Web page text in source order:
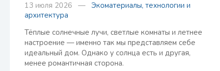
13 июля 2026 — Экоматериалы, технологии и
архитектура
Тёплые солнечные лучи, светлые комнаты и летнее
настроение — именно так мы представляем себе
идеальный дом. Однако у солнца есть и другая,
менее романтичная сторона.